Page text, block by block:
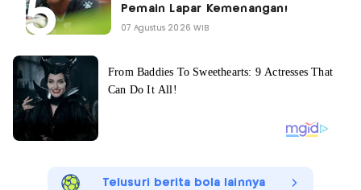
Pemain Lapar Kemenangan!
07 Agustus 2026 WIB
Telusuri berita bola lainnya